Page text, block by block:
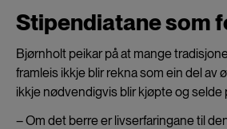
Stipendiatane som
Bjørnholt peikar på at mange
framleis ikkje blir rekna som ein del av
ikkje nødvendigvis blir kjøpte og selde
– Om det berre er livserfaringane til